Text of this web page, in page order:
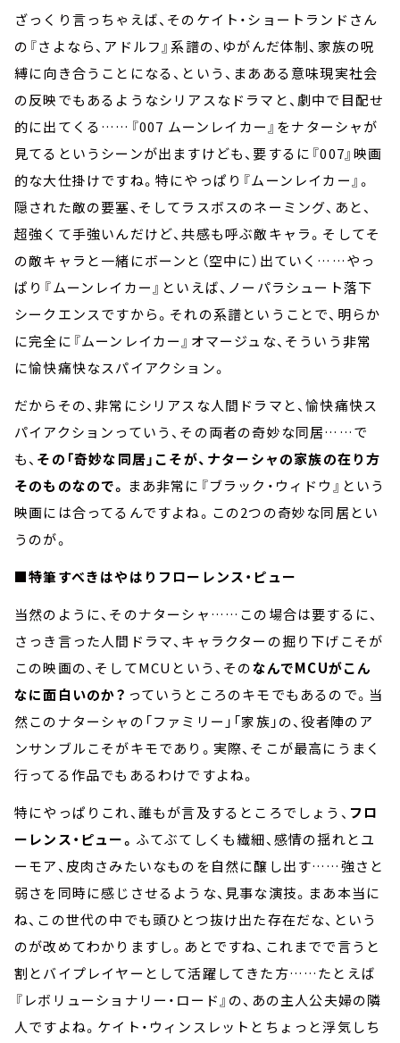
ざっくり言っちゃえば、そのケイト・ショートランドさん
の『さよなら、アドルフ』系譜の、ゆがんだ体制、家族の呪
縛に向き合うことになる、という、まあある意味現実社会
の反映でもあるようなシリアスなドラマと、劇中で目配せ
的に出てくる……『007 ムーンレイカー』をナターシャが
見てるというシーンが出ますけども、要するに『007』映画
的な大仕掛けですね。特にやっぱり『ムーンレイカー』。
隠された敵の要塞、そしてラスボスのネーミング、あと、
超強くて手強いんだけど、共感も呼ぶ敵キャラ。そしてそ
の敵キャラと一緒にボーンと（空中に）出ていく……やっ
ぱり『ムーンレイカー』といえば、ノーパラシュート落下
シークエンスですから。それの系譜ということで、明らか
に完全に『ムーンレイカー』オマージュな、そういう非常
に愉快痛快なスパイアクション。
だからその、非常にシリアスな人間ドラマと、愉快痛快ス
パイアクションっていう、その両者の奇妙な同居……で
も、 その「奇妙な同居」こそが、ナターシャの家族の在り方
そのものなので。 まあ非常に『ブラック・ウィドウ』という
映画には合ってるんですよね。この2つの奇妙な同居とい
うのが。
■特筆すべきはやはりフローレンス・ピュー
当然のように、そのナターシャ……この場合は要するに、
さっき言った人間ドラマ、キャラクターの掘り下げこそが
この映画の、そしてMCUという、そのなんでMCUがこん
なに面白いのか？ っていうところのキモでもあるので。当
然このナターシャの「ファミリー」「家族」の、役者陣のア
ンサンブルこそがキモであり。実際、そこが最高にうまく
行ってる作品でもあるわけですよね。
特にやっぱりこれ、誰もが言及するところでしょう、 フロ
ーレンス・ピュー。 ふてぶてしくも繊細、感情の揺れとユ
ーモア、皮肉さみたいなものを自然に醸し出す……強さと
弱さを同時に感じさせるような、見事な演技。まあ本当に
ね、この世代の中でも頭ひとつ抜け出た存在だな、という
のが改めてわかりますし。あとですね、これまでで言うと
割とバイプレイヤーとして活躍してきた方……たとえば
『レボリューショナリー・ロード』の、あの主人公夫婦の隣
人ですよね。ケイト・ウィンスレットとちょっと浮気しち